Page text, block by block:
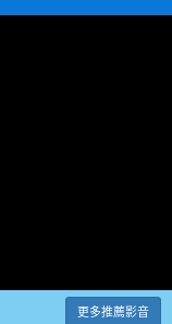
更多推薦影音